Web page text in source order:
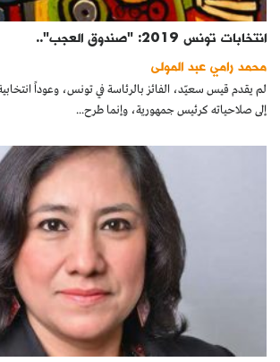
انتخابات تونس 2019: "صندوق العجب"..
محمد رامي عبد المولى
لم يقدم قيس سعيّد، الفائز بالرئاسة في تونس، وعوداً
إلى صلاحياته كرئيس جمهورية، وإنما طرح...